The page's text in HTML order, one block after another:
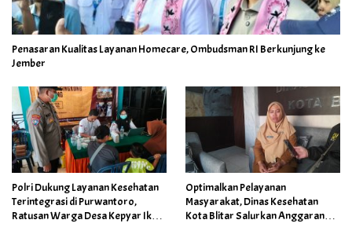
Penasaran Kualitas Layanan Homecare, Ombudsman RI Berkunjung ke
Jember
Polri Dukung Layanan Kesehatan
Terintegrasi di Purwantoro,
Ratusan Warga Desa Kepyar Ikuti
Optimalkan Pelayanan
Masyarakat, Dinas Kesehatan
Kota Blitar Salurkan Anggaran